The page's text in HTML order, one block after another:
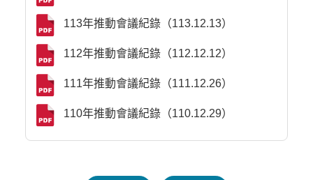
113年推動會議紀錄（113.12.13）
112年推動會議紀錄（112.12.12）
111年推動會議紀錄（111.12.26）
110年推動會議紀錄（110.12.29）